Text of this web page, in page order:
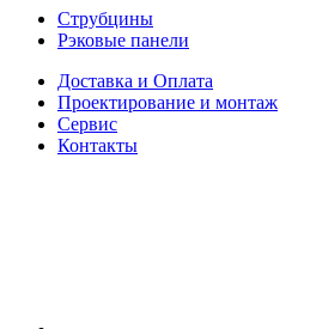
Струбцины
Рэковые панели
Доставка и Оплата
Проектирование и монтаж
Сервис
Контакты